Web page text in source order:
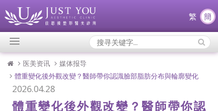
繁 簡
Search
Icons:
医美资讯
媒体报导
體重變化後外觀改變？醫師帶你認識臉部脂肪分布與輪廓變化
2026.04.28
體重變化後外觀改變？醫師帶你認